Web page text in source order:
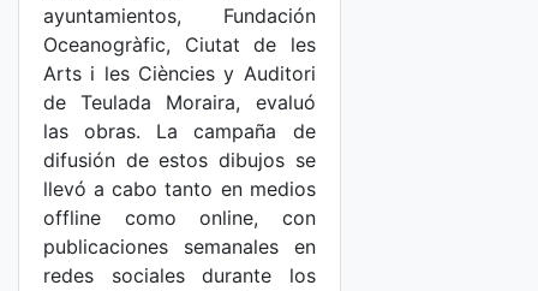
ayuntamientos, Fundación
Oceanogràfic, Ciutat de les
Arts i les Ciències y Auditori
de Teulada Moraira, evaluó
las obras. La campaña de
difusión de estos dibujos se
llevó a cabo tanto en medios
offline como online, con
publicaciones semanales en
redes sociales durante los